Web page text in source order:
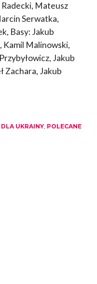
Radecki, Mateusz
Serwatka,
Basy: Jakub
Kamil Malinowski,
Jakub
Zachara, Jakub
UKRAINY, POLECANE